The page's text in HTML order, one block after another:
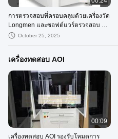
การตรวจสอบที่ครอบคลุมด้วยเครื่องวัด
Longmen และซอฟต์แวร์ตรวจสอบ 3
มิติสำหรับการวัด
October 25, 2025
เครื่องทดสอบ AOI
00:09
เครื่องทดสอบ AOI รองรับโหมดการ